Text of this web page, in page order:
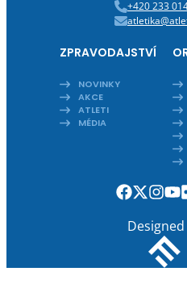
+420 233
ZPRAVODAJSTVÍ
NOVINKY
AKCE
ATLETI
MÉDIA